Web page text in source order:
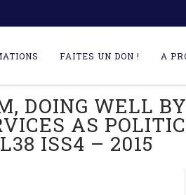
FAITES UN DON ! A
DOING WELL BY
AS
ISS4 – 2015